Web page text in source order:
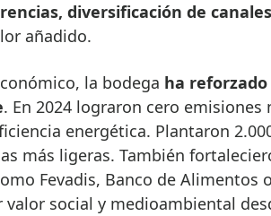
diversificación de
añadido.
la bodega ha
. En 2024 lograron cero emisiones
energética. Plantaron
más ligeras. También
Fevadis, Banco de Alimentos
valor social y medioambiental